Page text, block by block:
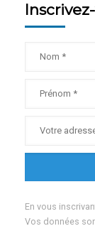
En vous
Vos données